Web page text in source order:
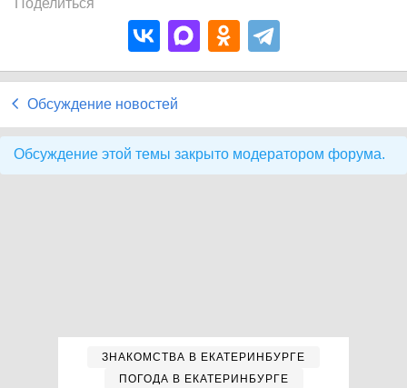
Поделиться
Обсуждение новостей
Обсуждение этой темы закрыто модератором форума.
ЗНАКОМСТВА В ЕКАТЕРИНБУРГЕ
ПОГОДА В ЕКАТЕРИНБУРГЕ